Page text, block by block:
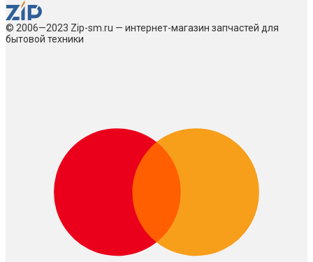
© 2006—2023 Zip-sm.ru — интернет-магазин запчастей для
бытовой техники